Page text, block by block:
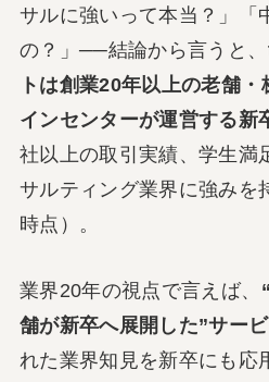
サルに強いって本当？」「
の？」──結論から言うと、
トは創業20年以上の老舗
インセンターが運営する新
社以上の取引実績、学生満
サルティング業界に強みを
時点）。
業界20年の視点で言えば、
舗が新卒へ展開した”サー
れた業界知見を新卒にも応